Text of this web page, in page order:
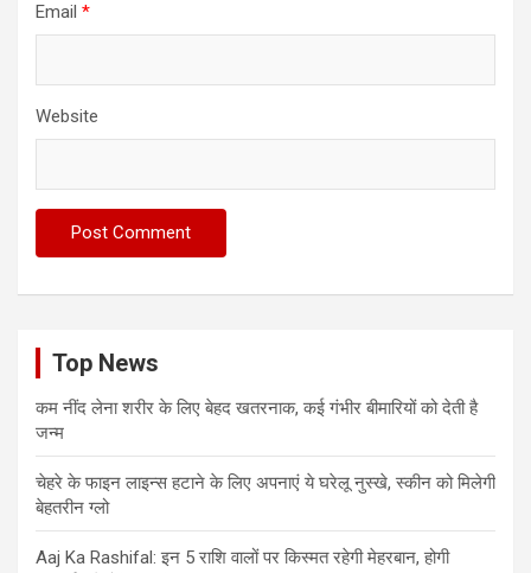
Email *
Website
Top News
कम नींद लेना शरीर के लिए बेहद खतरनाक, कई गंभीर बीमारियों को देती है
जन्म
चेहरे के फाइन लाइन्स हटाने के लिए अपनाएं ये घरेलू नुस्खे, स्कीन को मिलेगी
बेहतरीन ग्लो
Aaj Ka Rashifal: इन 5 राशि वालों पर किस्मत रहेगी मेहरबान, होगी